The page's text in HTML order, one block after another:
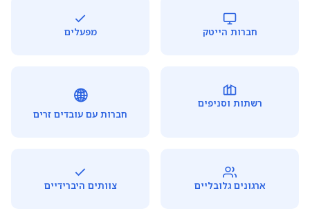
חברות הייטק מפעלים
רשתות וסניפים 🌐
חברות עם עובדים זרים
ארגונים גלובליים צוותים היברידיים